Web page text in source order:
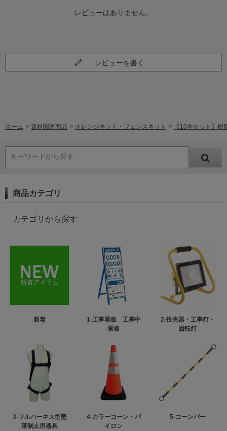
レビューはありません。
レビューを書く
ホーム > 資材関連商品 > オレンジネット・フェンスネット > 【10本セット】
キーワードから探す
商品カテゴリ
カテゴリから探す
新着
1-工事看板 工事中
看板
2-投光器・工事灯・
回転灯
3-フルハーネス型墜
落制止用器具
4-カラーコーン・パ
イロン
5-コーンバー